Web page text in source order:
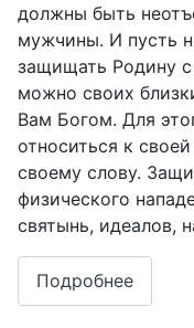
должны быть
мужчины. И пусть
защищать Родину
можно своих
Вам Богом. Для
относиться к
своему слову.
физического
святынь, идеалов,
Подробнее